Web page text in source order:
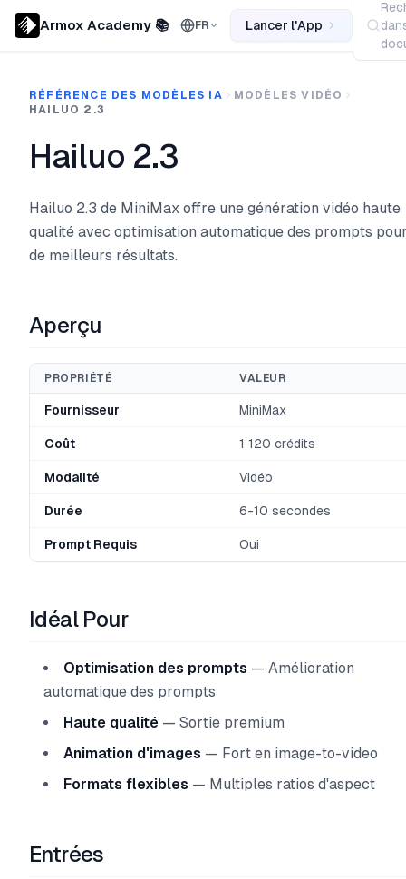
Armox Academy 📚 FR Lancer l'App
RÉFÉRENCE DES MODÈLES IA
MODÈLES VIDÉO
HAILUO 2.3
Hailuo 2.3
Hailuo 2.3 de MiniMax offre une génération vidéo haute
qualité avec optimisation automatique des prompts
de meilleurs résultats.
Aperçu
PROPRIÉTÉ VALEUR
Fournisseur MiniMax
Coût 1 120 crédits
Modalité Vidéo
Durée 6-10 secondes
Prompt Requis Oui
Idéal Pour
Optimisation des prompts — Amélioration
automatique des prompts
Haute qualité — Sortie premium
Animation d'images — Fort en image-to-video
Formats flexibles — Multiples ratios d'aspect
Entrées